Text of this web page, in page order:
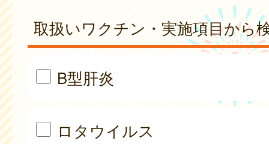
取扱いワクチン・実施項目から
B型肝炎
ロタウイルス